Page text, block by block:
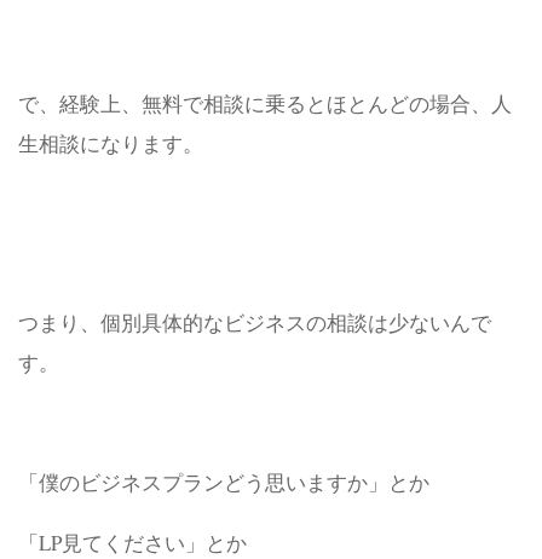
で、経験上、無料で相談に乗るとほとんどの場合、人
生相談になります。
つまり、個別具体的なビジネスの相談は少ないんで
す。
「僕のビジネスプランどう思いますか」とか
「LP見てください」とか